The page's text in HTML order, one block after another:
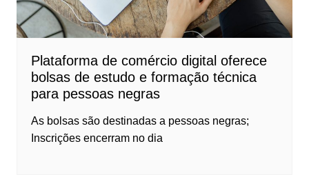
Plataforma de comércio digital oferece
bolsas de estudo e formação técnica
para pessoas negras
As bolsas são destinadas a pessoas negras;
Inscrições encerram no dia